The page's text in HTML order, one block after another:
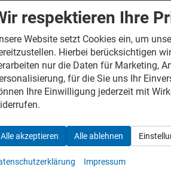
Wegfahrsperre
& Technik
Berganfahrhilfe
Elektrische Parkbremse
Servolenkung
Start Stop
Verkauf
respektieren Ihre
Website setzt Cookies ein, um
Hierbei berücksichtigen
nur die Daten für Marketing,
für die Sie uns Ihr
Ihre Einwilligung jederzeit mit
Alle akzeptieren Alle ablehnen
Impressum